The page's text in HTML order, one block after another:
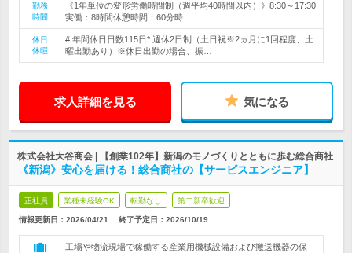
勤務
時間
《1年単位の変形労働時間制（週平均40時間以内）》8:30～17:30
実働：8時間休憩時間：60分時…
休日
休暇
# 年間休日日数115日* 週休2日制（土日祝※2ヵ月に1回程度、土
曜出勤あり）※休日出勤の場合、振…
求人詳細を見る 気になる
株式会社大谷商会 | 【創業102年】新潟のモノづくりとともに歩む総合商社
《新潟》安心を届ける！総合商社の【サービスエンジニア】
正社員 業種未経験OK 転勤なし 第二新卒歓迎
情報更新日：2026/04/21 終了予定日： 2026/10/19
工場や物流現場で稼働する産業用機械設備および搬送機器の保